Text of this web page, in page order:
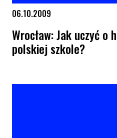
06.10.2009
Wrocław: Jak uczyć o
polskiej szkole?